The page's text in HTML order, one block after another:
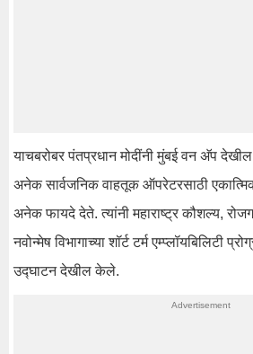
याचबरोबर पंतप्रधान मोदींनी मुंबई वन अ‍ॅप
अनेक सार्वजनिक वाहतूक ऑपरेटरसाठी
अनेक फायदे देते. त्यांनी महाराष्ट्र कौशल्य,
नवोन्मेष विभागाच्या शॉर्ट टर्म एम्प्लॉयबिलिटी
उद्घाटन देखील केले.